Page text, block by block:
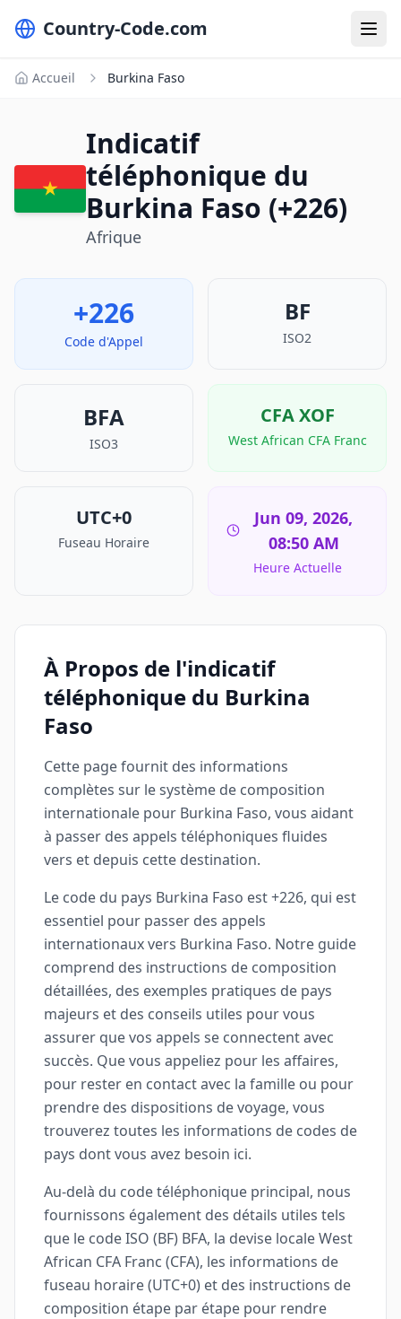
Country-Code.com
Accueil Burkina Faso
Indicatif
téléphonique du
Burkina Faso (+226)
Afrique
+226
Code d'Appel
BF
ISO2
BFA
ISO3
CFA XOF
West African CFA Franc
UTC+0
Fuseau Horaire
Jun 09, 2026,
08:50 AM
Heure Actuelle
À Propos de l'indicatif
téléphonique du Burkina
Faso
Cette page fournit des informations
complètes sur le système de composition
internationale pour Burkina Faso, vous aidant
à passer des appels téléphoniques fluides
vers et depuis cette destination.
Le code du pays Burkina Faso est +226, qui est
essentiel pour passer des appels
internationaux vers Burkina Faso. Notre guide
comprend des instructions de composition
détaillées, des exemples pratiques de pays
majeurs et des conseils utiles pour vous
assurer que vos appels se connectent avec
succès. Que vous appeliez pour les affaires,
pour rester en contact avec la famille ou pour
prendre des dispositions de voyage, vous
trouverez toutes les informations de codes de
pays dont vous avez besoin ici.
Au-delà du code téléphonique principal, nous
fournissons également des détails utiles tels
que le code ISO (BF) BFA, la devise locale West
African CFA Franc (CFA), les informations de
fuseau horaire (UTC+0) et des instructions de
composition étape par étape pour rendre